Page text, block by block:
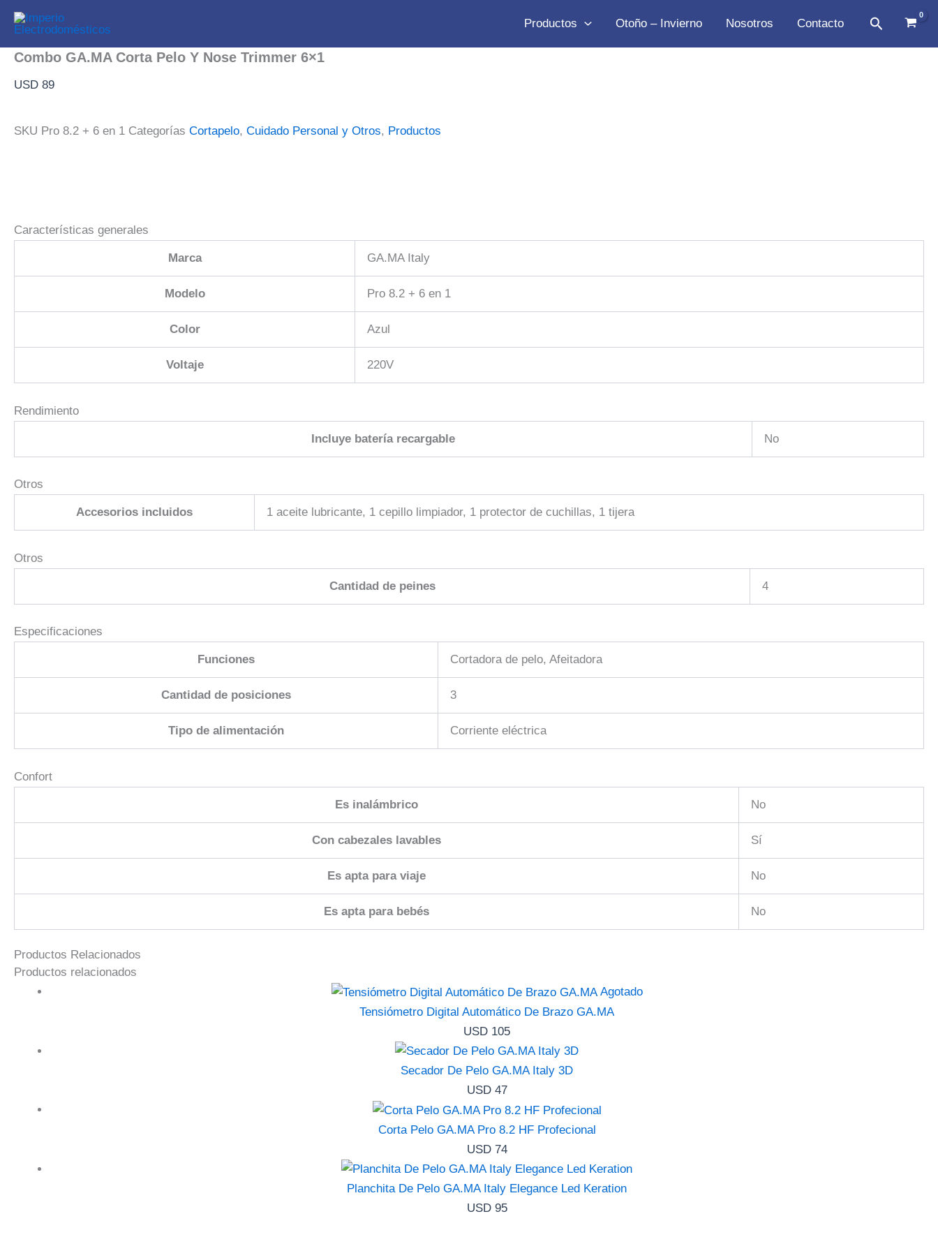
contenido
Productos Otoño – Invierno Nosotros Contacto Buscar
Combo GA.MA Corta Pelo Y Nose Trimmer 6×1
USD 89
SKU Pro 8.2 + 6 en 1 Categorías Cortapelo, Cuidado Personal y Otros, Productos
Características generales
Marca GA.MA Italy
Modelo Pro 8.2 + 6 en 1
Color Azul
Voltaje 220V
Rendimiento
Incluye batería recargable No
Otros
Accesorios incluidos 1 aceite lubricante, 1 cepillo limpiador, 1 protector de cuchillas, 1 tijera
Otros
Cantidad de peines 4
Especificaciones
Funciones Cortadora de pelo, Afeitadora
Cantidad de posiciones 3
Tipo de alimentación Corriente eléctrica
Confort
Es inalámbrico No
Con cabezales lavables Sí
Es apta para viaje No
Es apta para bebés No
Productos Relacionados
Productos relacionados
Agotado
Tensiómetro Digital Automático De Brazo GA.MA
USD 105
Secador De Pelo GA.MA Italy 3D
USD47
Corta Pelo GA.MA Pro 8.2 HF Profecional
USD74
Planchita De Pelo GA.MA Italy Elegance Led Keration
USD95